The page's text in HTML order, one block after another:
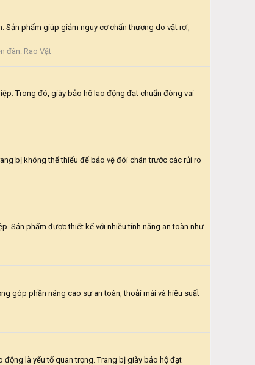
phẩm giúp giảm nguy cơ chấn thương do vật rơi,
đàn: Rao Vặt
Trong đó, giày bảo hộ lao động đạt chuẩn đóng vai
bị không thể thiếu để bảo vệ đôi chân trước các rủi ro
Sản phẩm được thiết kế với nhiều tính năng an toàn như
góp phần nâng cao sự an toàn, thoải mái và hiệu suất
là yếu tố quan trọng. Trang bị giày bảo hộ đạt